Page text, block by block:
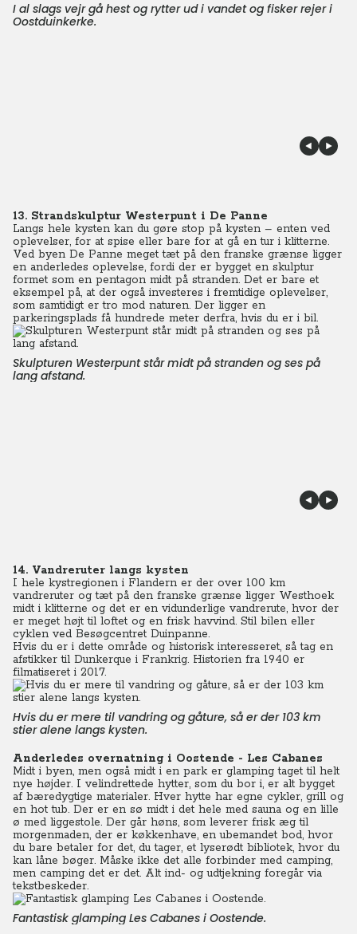
I al slags vejr gå hest og rytter ud i vandet og fisker rejer i
Oostduinkerke.
13. Strandskulptur Westerpunt i De Panne
Langs hele kysten kan du gøre stop på kysten – enten ved
oplevelser, for at spise eller bare for at gå en tur i klitterne.
Ved byen De Panne meget tæt på den franske grænse ligger
en anderledes oplevelse, fordi der er bygget en skulptur
formet som en pentagon midt på stranden. Det er bare et
eksempel på, at der også investeres i fremtidige oplevelser,
som samtidigt er tro mod naturen. Der ligger en
parkeringsplads få hundrede meter derfra, hvis du er i bil.
Skulpturen Westerpunt står midt på stranden og ses på
lang afstand.
14. Vandreruter langs kysten
I hele kystregionen i Flandern er der over 100 km
vandreruter og tæt på den franske grænse ligger Westhoek
midt i klitterne og det er en vidunderlige vandrerute, hvor der
er meget højt til loftet og en frisk havvind. Stil bilen eller
cyklen ved Besøgcentret Duinpanne.
Hvis du er i dette område og historisk interesseret, så tag en
afstikker til Dunkerque i Frankrig. Historien fra 1940 er
filmatiseret i 2017.
Hvis du er mere til vandring og gåture, så er der 103 km
stier alene langs kysten.
Anderledes overnatning i Oostende - Les Cabanes
Midt i byen, men også midt i en park er glamping taget til helt
nye højder. I velindrettede hytter, som du bor i, er alt bygget
af bæredygtige materialer. Hver hytte har egne cykler, grill og
en hot tub. Der er en sø midt i det hele med sauna og en lille
ø med liggestole. Der går høns, som leverer frisk æg til
morgenmaden, der er køkkenhave, en ubemandet bod, hvor
du bare betaler for det, du tager, et lyserødt bibliotek, hvor du
kan låne bøger. Måske ikke det alle forbinder med camping,
men camping det er det. Alt ind- og udtjekning foregår via
tekstbeskeder.
Fantastisk glamping Les Cabanes i Oostende.